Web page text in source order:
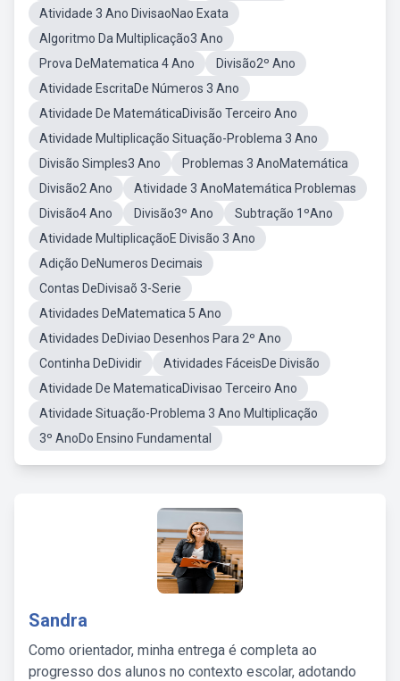
Atividade 3 Ano DivisaoNao Exata
Algoritmo Da Multiplicação3 Ano
Prova DeMatematica 4 Ano
Divisão2º Ano
Atividade EscritaDe Números 3 Ano
Atividade De MatemáticaDivisão Terceiro Ano
Atividade Multiplicação Situação-Problema 3 Ano
Divisão Simples3 Ano
Problemas 3 AnoMatemática
Divisão2 Ano
Atividade 3 AnoMatemática Problemas
Divisão4 Ano
Divisão3º Ano
Subtração 1ºAno
Atividade MultiplicaçãoE Divisão 3 Ano
Adição DeNumeros Decimais
Contas DeDivisaõ 3-Serie
Atividades DeMatematica 5 Ano
Atividades DeDiviao Desenhos Para 2º Ano
Continha DeDividir
Atividades FáceisDe Divisão
Atividade De MatematicaDivisao Terceiro Ano
Atividade Situação-Problema 3 Ano Multiplicação
3º AnoDo Ensino Fundamental
Sandra
Como orientador, minha entrega é completa ao
progresso dos alunos no contexto escolar, adotando